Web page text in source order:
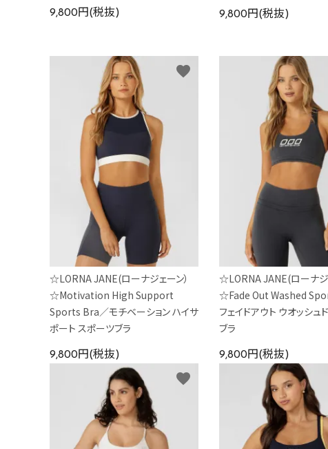
9,800円(税抜) 9,800円(税抜)
☆LORNA JANE(ローナジェーン）
☆Motivation High Support
Sports Bra／モチベーション ハイサ
ポート スポーツブラ
9,800円(税抜)
favorite
☆LORNA JANE(ローナジ
☆Fade Out Washed
フェイドアウト ウオッシュ
ブラ
9,800円(税抜)
favorite